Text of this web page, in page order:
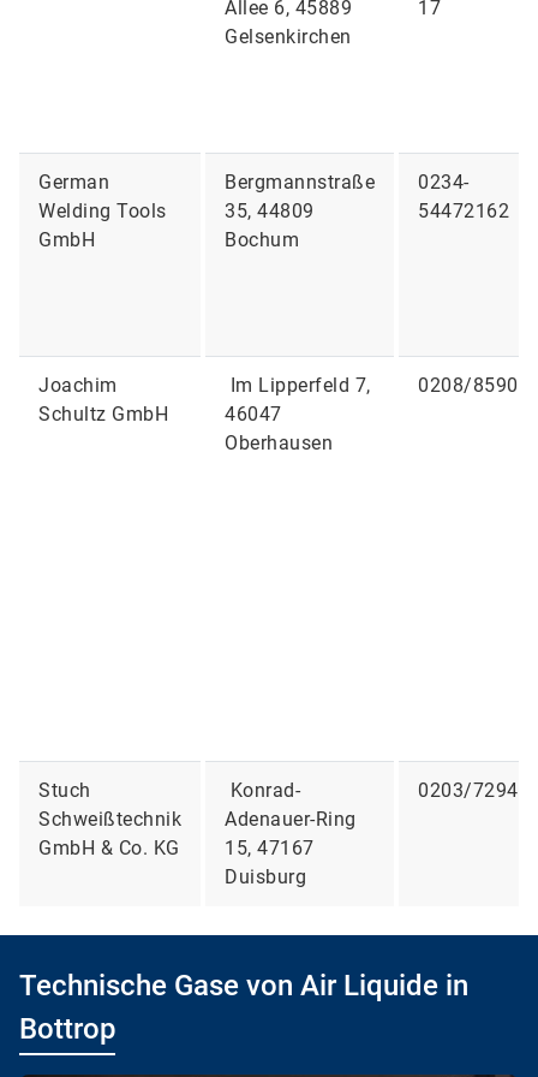
Allee 6, 45889
Gelsenkirchen
17
German
Welding Tools
GmbH
Bergmannstraße
35, 44809
Bochum
0234-
54472162
Joachim
Schultz GmbH
Im Lipperfeld 7,
46047
Oberhausen
0208/
Stuch
Schweißtechnik
GmbH & Co. KG
Konrad-
Adenauer-Ring
15, 47167
Duisburg
0203/
Technische Gase von Air Liquide in
Bottrop